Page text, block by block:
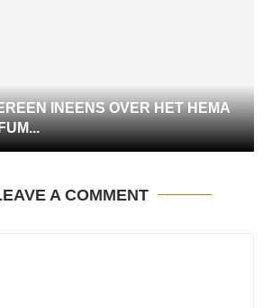
INEENS OVER HET HEMA
A COMMENT